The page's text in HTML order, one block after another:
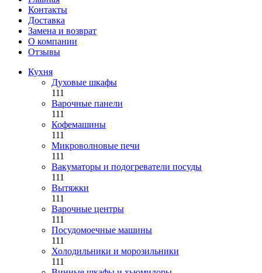
Контакты
Доставка
Замена и возврат
О компании
Отзывы
Кухня
Духовые шкафы
111
Варочные панели
111
Кофемашины
111
Микроволновые печи
111
Вакуматоры и подогреватели посуды
111
Вытяжки
111
Варочные центры
111
Посудомоечные машины
111
Холодильники и морозильники
111